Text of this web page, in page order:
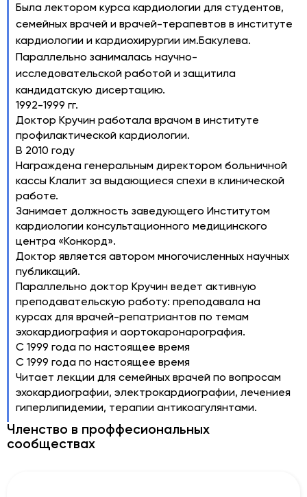
Была лектором курса кардиологии для студентов,
семейных врачей и врачей-терапевтов в институте
кардиологии и кардиохирургии им.Бакулева.
Параллельно занималась научно-
исследовательской работой и защитила
кандидатскую дисертацию.
1992-1999 гг.
Доктор Кручин работала врачом в институте
профилактической кардиологии.
В 2010 году
Награждена генеральным директором больничной
кассы Клалит за выдающиеся спехи в клинической
работе.
Занимает должность заведующего Институтом
кардиологии консультационного медицинского
центра «Конкорд».
Доктор является автором многочисленных научных
публикаций.
Параллельно доктор Кручин ведет активную
преподавательскую работу: преподавала на
курсах для врачей-репатриантов по темам
эхокардиография и аортокаронарография.
С 1999 года по настоящее время
С 1999 года по настоящее время
Читает лекции для семейных врачей по вопросам
эхокардиографии, электрокардиографии, лечениея
гиперлипидемии, терапии антикоагулянтами.
Членство в проффесиональных
сообществах